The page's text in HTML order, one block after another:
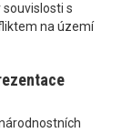
s
na území